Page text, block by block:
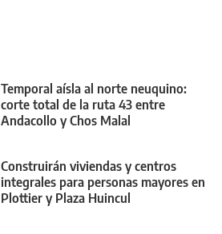
Temporal aísla al norte neuquino:
corte total de la ruta 43 entre
Andacollo y Chos Malal
Construirán viviendas y centros
integrales para personas mayores en
Plottier y Plaza Huincul